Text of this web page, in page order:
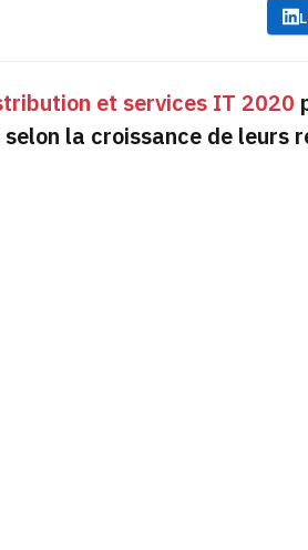
et services IT 2020
la croissance de leurs